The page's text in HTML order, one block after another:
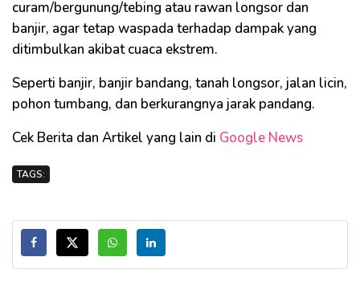
curam/bergunung/tebing atau rawan longsor dan
banjir, agar tetap waspada terhadap dampak yang
ditimbulkan akibat cuaca ekstrem.
Seperti banjir, banjir bandang, tanah longsor, jalan licin,
pohon tumbang, dan berkurangnya jarak pandang.
Cek Berita dan Artikel yang lain di Google News
TAGS: